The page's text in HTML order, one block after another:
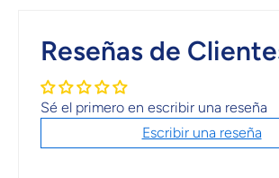
Reseñas de
Sé el primero en escribir una reseña
Escribir una reseña